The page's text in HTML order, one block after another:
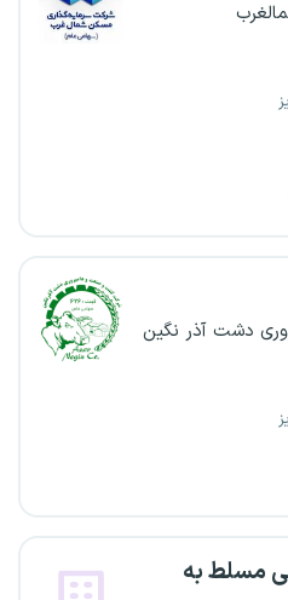
دشت آذر نگین
مسلط به